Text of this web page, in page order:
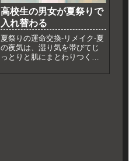
高校生の男女が夏祭りで
入れ替わる
夏祭りの運命交換-リメイク-夏
の夜気は、湿り気を帯びてじ
っとりと肌にまとわりつく。
は、額に浮かぶ汗を拭いなが